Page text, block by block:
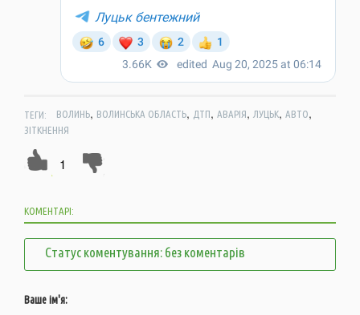
ТЕГИ: ВОЛИНЬ, ВОЛИНСЬКА ОБЛАСТЬ, ДТП, АВАРІЯ, ЛУЦЬК, АВТО,
ЗІТКНЕННЯ
1
КОМЕНТАРІ:
Статус коментування: без коментарів
Ваше ім'я: